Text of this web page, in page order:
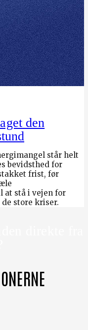
den
står helt
bevidsthed for
frist, før
at stå i vejen for
store kriser.